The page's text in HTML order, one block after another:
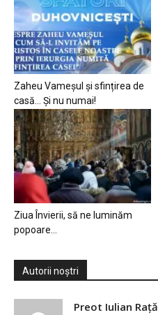
Zaheu Vameșul și sfințirea de
casă… Și nu numai!
Ziua Învierii, să ne luminăm
popoare…
Autorii noștri
Preot Iulian Raţă